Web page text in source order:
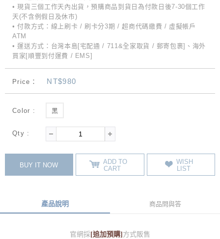
• 現貨三個工作天內出貨，預購商品到貨日為付款日後7-30個工作
天(不含例假日及休市)
• 付款方式：線上刷卡 / 刷卡分3期 / 超商代碼繳費 / 虛擬帳戶
ATM
• 運送方式：台灣本島[宅配通 / 711&全家取貨 / 郵寄包裹]、海外
買家[順豐到付運費 / EMS]
Price： NT$980
Color : 黑
Qty :
BUY IT NOW
ADD TO
CART
WISH
LIST
產品說明 商品問與答
官網採 [追加預購] 方式販售